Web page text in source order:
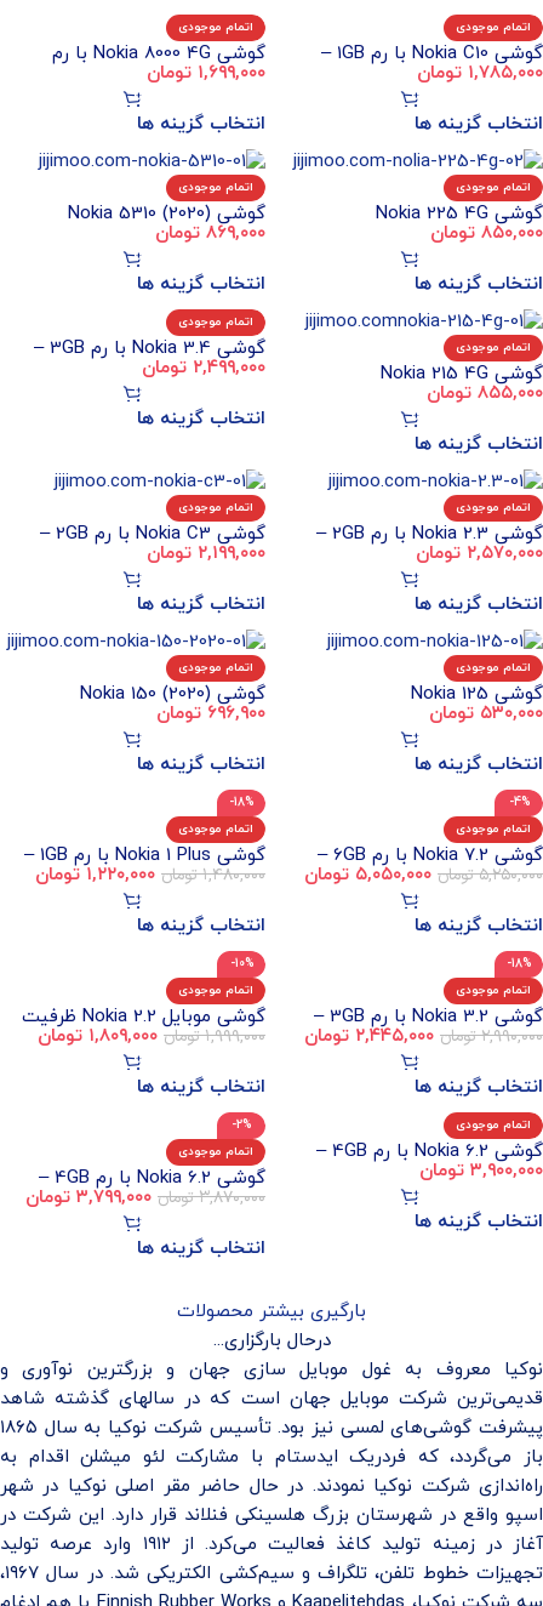
اتمام موجودی
گوشی Nokia C10 با رم 1GB –
حافظه داخلی 32GB
۱,۷۸۵,۰۰۰ تومان
انتخاب گزینه ها
اتمام موجودی
گوشی Nokia 8000 4G با رم
512MB – حافظه داخلی 4GB
۱,۶۹۹,۰۰۰ تومان
انتخاب گزینه ها
اتمام موجودی
گوشی Nokia 225 4G
۸۵۰,۰۰۰ تومان
انتخاب گزینه ها
اتمام موجودی
گوشی Nokia 5310 (2020)
۸۶۹,۰۰۰ تومان
انتخاب گزینه ها
اتمام موجودی
گوشی Nokia 215 4G
۸۵۵,۰۰۰ تومان
انتخاب گزینه ها
اتمام موجودی
گوشی Nokia 3.4 با رم 3GB –
حافظه داخلی 64GB
۲,۴۹۹,۰۰۰ تومان
انتخاب گزینه ها
اتمام موجودی
گوشی Nokia 2.3 با رم 2GB –
حافظه داخلی 32GB
۲,۵۷۰,۰۰۰ تومان
انتخاب گزینه ها
اتمام موجودی
گوشی Nokia C3 با رم 2GB –
حافظه داخلی 16GB
۲,۱۹۹,۰۰۰ تومان
انتخاب گزینه ها
اتمام موجودی
گوشی Nokia 125
۵۳۰,۰۰۰ تومان
انتخاب گزینه ها
اتمام موجودی
گوشی Nokia 150 (2020)
۶۹۶,۹۰۰ تومان
انتخاب گزینه ها
-4%
اتمام موجودی
گوشی Nokia 7.2 با رم 6GB –
حافظه داخلی 128GB
۵,۲۵۰,۰۰۰تومان ۵,۰۵۰,۰۰۰ تومان
انتخاب گزینه ها
-18%
اتمام موجودی
گوشی Nokia 1 Plus با رم 1GB –
حافظه داخلی 8GB
۱,۴۸۰,۰۰۰تومان ۱,۲۲۰,۰۰۰ تومان
انتخاب گزینه ها
-18%
اتمام موجودی
گوشی Nokia 3.2 با رم 3GB –
حافظه داخلی 64GB
۲,۹۹۰,۰۰۰تومان ۲,۴۴۵,۰۰۰ تومان
انتخاب گزینه ها
-10%
اتمام موجودی
گوشی موبایل Nokia 2.2 ظرفیت
32GB
۱,۹۹۹,۰۰۰تومان ۱,۸۰۹,۰۰۰ تومان
انتخاب گزینه ها
اتمام موجودی
گوشی Nokia 6.2 با رم 4GB –
حافظه داخلی 64GB
۳,۹۰۰,۰۰۰ تومان
انتخاب گزینه ها
-2%
اتمام موجودی
گوشی Nokia 6.2 با رم 4GB –
حافظه داخلی 128GB
۳,۸۷۰,۰۰۰تومان ۳,۷۹۹,۰۰۰ تومان
انتخاب گزینه ها
بارگیری بیشتر محصولات
درحال بارگزاری...
نوکیا معروف به غول موبایل سازی جهان و بزرگترین نوآوری و
قدیمی‌ترین شرکت موبایل جهان است که در سالهای گذشته شاهد
پیشرفت گوشی‌های لمسی نیز بود.
تأسیس شرکت نوکیا به سال ۱۸۶۵
باز می‌گردد، که فردریک ایدستام با مشارکت لئو میشلناقدام به
راه‌اندازی شرکت نوکیا نمودند. در حال حاضر مقر اصلی نوکیا در شهر
اسپو واقع در شهرستان بزرگ هلسینکی فنلاند قرار دارد. این شرکت در
آغاز در زمینه تولید کاغذ فعالیت می‌کرد. از ۱۹۱۲ وارد عرصه تولید
تجهیزات خطوط تلفن، تلگراف و سیم‌کشی الکتریکی شد. در سال ۱۹۶۷،